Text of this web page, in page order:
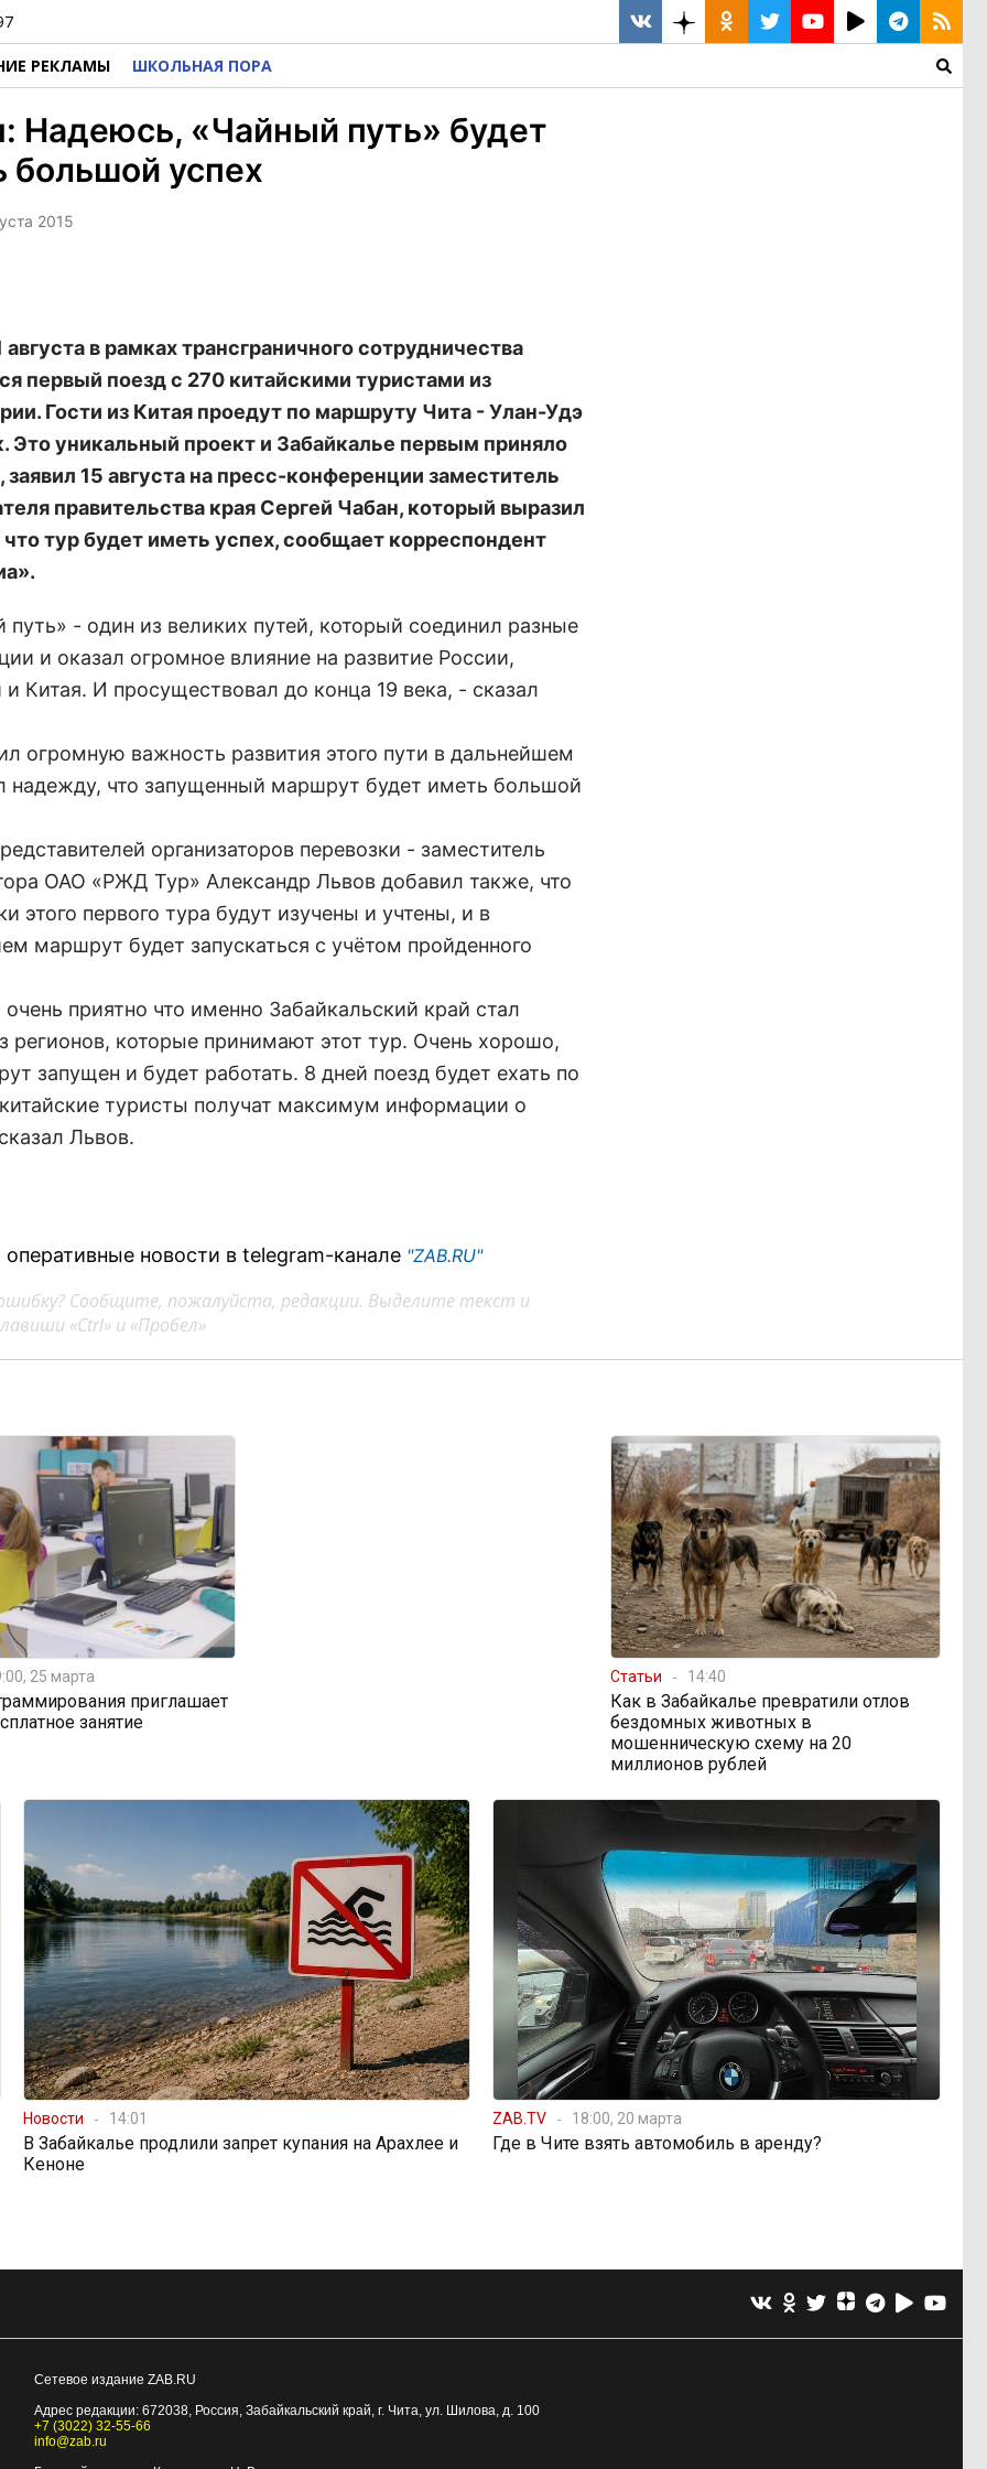
РЕКЛАМЫ ШКОЛЬНАЯ ПОРА
Надеюсь, «Чайный путь» будет
большой успех
2015
августа в рамках трансграничного сотрудничества
первый поезд с 270 китайскими туристами из
Гости из Китая проедут по маршруту Чита - Улан-Удэ
Это уникальный проект и Забайкалье первым приняло
заявил 15 августа на пресс-конференции заместитель
правительства края Сергей Чабан, который выразил
тур будет иметь успех, сообщает корреспондент
путь» - один из великих путей, который соединил разные
и оказал огромное влияние на развитие России,
Китая. И просуществовал до конца 19 века, - сказал
огромную важность развития этого пути в дальнейшем
надежду, что запущенный маршрут будет иметь большой
организаторов перевозки - заместитель
ОАО «РЖД Тур» Александр Львов добавил также, что
этого первого тура будут изучены и учтены, и в
маршрут будет запускаться с учётом пройденного
приятно что именно Забайкальский край стал
регионов, которые принимают этот тур. Очень хорошо,
запущен и будет работать. 8 дней поезд будет ехать по
туристы получат максимум информации о
Львов.
новости в telegram-канале "ZAB.RU"
Сообщите, пожалуйста, редакции. Выделите текст и
«Ctrl» и «Пробел»
25 марта
приглашает
занятие
Статьи 14:40
Как в Забайкалье превратили отлов
бездомных животных в
мошенническую схему на 20
миллионов рублей
Новости 14:01
В Забайкалье продлили запрет купания на Арахлее и
Кеноне
ZAB.TV 18:00, 20 марта
Где в Чите взять автомобиль в аренду?
Сетевое издание ZAB.RU
Адрес редакции: 672038, Россия, Забайкальский край, г. Чита, ул. Шилова, д. 100
+7 (3022) 32-55-66
info@zab.ru